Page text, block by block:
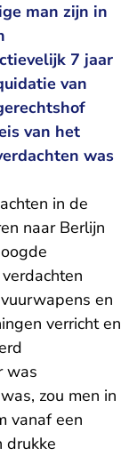
man zijn in
7 jaar
van
van het
was
in de
naar Berlijn
en
verricht en
was
zou men in
vanaf een
drukke